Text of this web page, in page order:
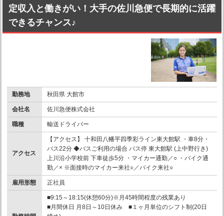
定収入と働きがい！大手の佐川急便で長期的に活躍
できるチャンス♪
勤務地 秋田県 大館市
会社名 佐川急便株式会社
職種 輸送ドライバー
アクセス
【アクセス】 十和田八幡平四季彩ライン東大館駅 ・車8分・
バス22分 ◆バスご利用の場合 バス停 東大館駅 (上中野行き)
上川沿小学校前 下車徒歩5分 ・マイカー通勤／○ ・バイク通
勤／× ※面接時のマイカー来社○／バイク来社○
雇用形態 正社員
■9:15～18:15(休憩60分)※月45時間程度の残業あり
■月間休日 月8日～10日休み ■１ヶ月単位のシフト制(20日